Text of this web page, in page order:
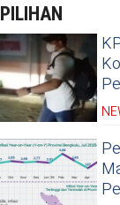
PILIHAN